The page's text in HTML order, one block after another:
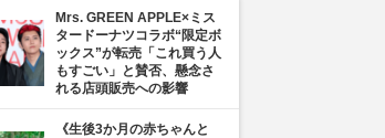
Mrs. GREEN APPLE×ミス
タードーナツコラボ“限定ボ
ックス”が転売「これ買う人
もすごい」と賛否、懸念さ
れる店頭販売への影響
《生後3か月の赤ちゃんと